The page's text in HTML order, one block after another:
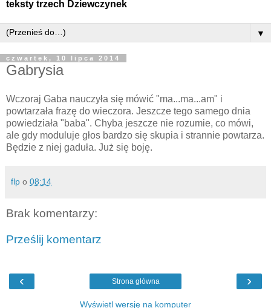
teksty trzech Dziewczynek
▼
czwartek, 10 lipca 2014
Gabrysia
Wczoraj Gaba nauczyła się mówić "ma...ma...am" i
powtarzała frazę do wieczora. Jeszcze tego samego dnia
powiedziała "baba". Chyba jeszcze nie rozumie, co mówi,
ale gdy moduluje głos bardzo się skupia i strannie powtarza.
Będzie z niej gaduła. Już się boję.
flp o 08:14
Brak komentarzy:
Prześlij komentarz
‹ ›
Strona główna
Wyświetl wersję na komputer